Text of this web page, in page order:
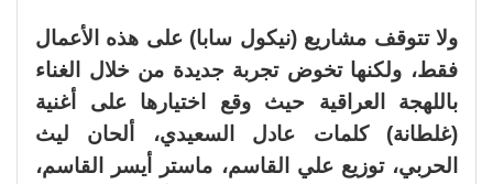
ولا تتوقف مشاريع (نيكول سابا) على هذه الأعمال
فقط، ولكنها تخوض تجربة جديدة من خلال الغناء
باللهجة العراقية حيث وقع اختيارها على أغنية
(غلطانة) كلمات عادل السعيدي، ألحان ليث
الحربي، توزيع علي القاسم، ماستر أيسر القاسم،